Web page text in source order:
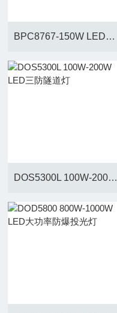
BPC8767-150W LED防爆平台照明灯
DOS5300L 100W-200W LED三防隧道灯